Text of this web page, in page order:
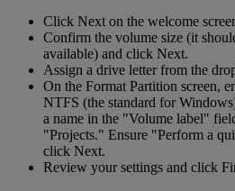
Click Next on the welcome
Confirm the volume size (it
available) and click Next.
Assign a drive letter from the
On the Format Partition screen,
NTFS (the standard for
a name in the "Volume label"
"Projects." Ensure "Perform a
click Next.
Review your settings and click